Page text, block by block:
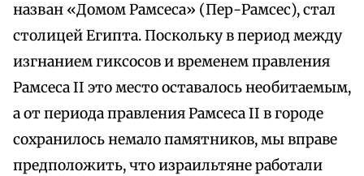
назван «Домом Рамсеса» (Пер-Рамсес), стал
столицей Египта. Поскольку в период между
изгнанием гиксосов и временем правления
Рамсеса II это место оставалось необитаемым,
а от периода правления Рамсеса II в городе
сохранилось немало памятников, мы вправе
предположить, что израильтяне работали